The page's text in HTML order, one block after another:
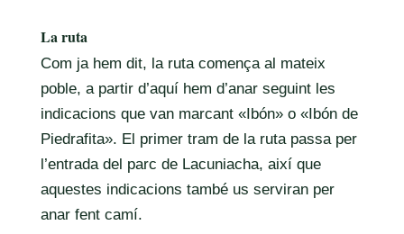
La ruta
Com ja hem dit, la ruta comença al mateix
poble, a partir d’aquí hem d’anar seguint les
indicacions que van marcant «Ibón» o «Ibón de
Piedrafita». El primer tram de la ruta passa per
l’entrada del parc de Lacuniacha, així que
aquestes indicacions també us serviran per
anar fent camí.